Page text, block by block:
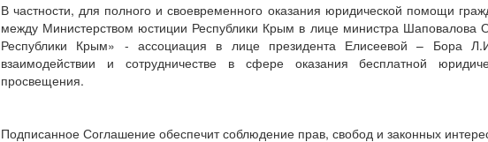
В частности, для полного и своевременного оказания юридической помощи
между Министерством юстиции Республики Крым в лице министра Шаповалова
Республики Крым» - ассоциация в лице президента Елисеевой – Бора
взаимодействии и сотрудничестве в сфере оказания бесплатной
просвещения.
Подписанное Соглашение обеспечит соблюдение прав, свобод и законных